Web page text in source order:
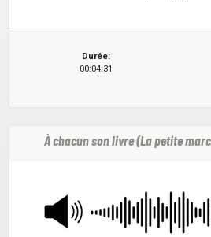
Durée:
00:04:31
À chacun son livre (La petite